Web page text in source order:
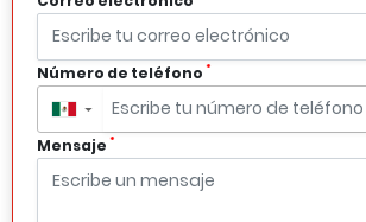
Número de teléfono *
▼
Mensaje *